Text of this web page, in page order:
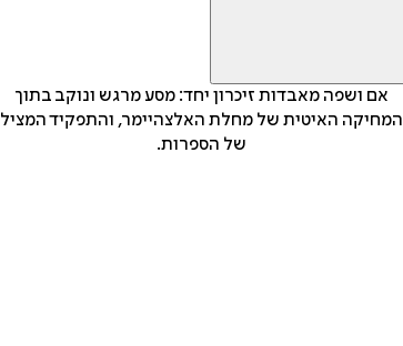
אם ושפה מאבדות זיכרון יחד: מסע מרגש ונוקב בתוך
המחיקה האיטית של מחלת האלצהיימר, והתפקיד המציל
של הספרות.